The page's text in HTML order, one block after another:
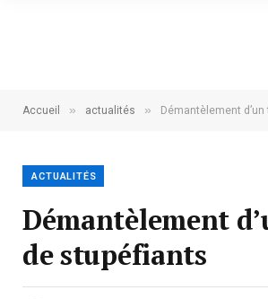
Accueil » actualités » Démantèlement
ACTUALITÉS
Démantèlement
de stupéfiants